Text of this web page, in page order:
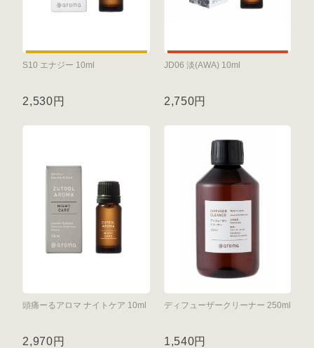
S10 エナジー 10ml
2,530円
JD06 淡(AWA) 10ml
2,750円
頭痛ーるアロマ ナイトケア 10ml
2,970円
ディフューザークリーナー 250ml
1,540円